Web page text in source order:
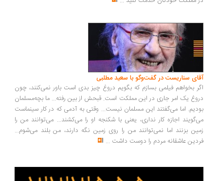
سناریست در گفت‌وگو با سعید مطلبی
بخواهم فیلمی بسازم که بگویم دروغ چیز بدی است باور نمی‌کنند، چون
یک امر جاری در این مملکت است. قبحش از بین رفته... ما بچه‌مسلمان
اما می‌گفتند این مسلمان نیست... وقتی به آدمی که در کار سینماست
اجازه کار نداری، یعنی با شکنجه او را می‌کشند... می‌توانند من را
بزنند اما نمی‌توانند من را روی زمین نگه دارند، من بلند می‌شوم...
عاشقانه مردم را دوست داشت ...